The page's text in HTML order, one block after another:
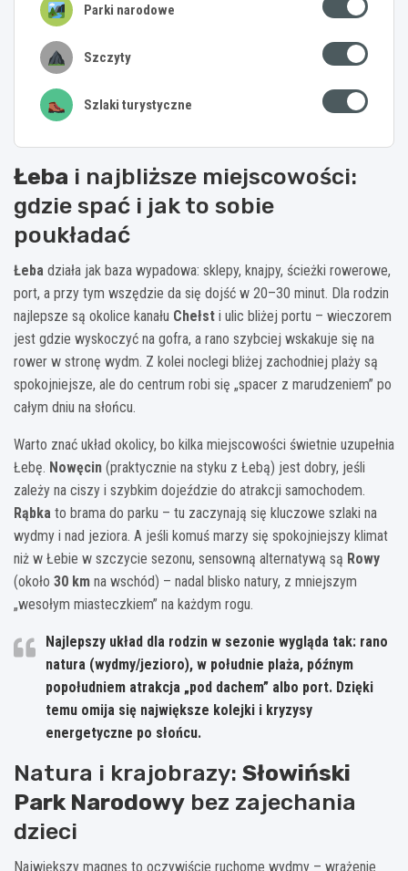
Parki narodowe
Szczyty
Szlaki turystyczne
Łeba i najbliższe miejscowości:
gdzie spać i jak to sobie
poukładać
Łeba działa jak baza wypadowa: sklepy, knajpy, ścieżki rowerowe,
port, a przy tym wszędzie da się dojść w 20–30 minut. Dla rodzin
najlepsze są okolice kanału Chełst i ulic bliżej portu – wieczorem
jest gdzie wyskoczyć na gofra, a rano szybciej wskakuje się na
rower w stronę wydm. Z kolei noclegi bliżej zachodniej plaży są
spokojniejsze, ale do centrum robi się „spacer z marudzeniem” po
całym dniu na słońcu.
Warto znać układ okolicy, bo kilka miejscowości świetnie uzupełnia
Łebę. Nowęcin (praktycznie na styku z Łebą) jest dobry, jeśli
zależy na ciszy i szybkim dojeździe do atrakcji samochodem.
Rąbka to brama do parku – tu zaczynają się kluczowe szlaki na
wydmy i nad jeziora. A jeśli komuś marzy się spokojniejszy klimat
niż w Łebie w szczycie sezonu, sensowną alternatywą są Rowy
(około 30 km na wschód) – nadal blisko natury, z mniejszym
„wesołym miasteczkiem” na każdym rogu.
Najlepszy układ dla rodzin w sezonie wygląda tak: rano
natura (wydmy/jezioro), w południe plaża, późnym
popołudniem atrakcja „pod dachem” albo port. Dzięki
temu omija się największe kolejki i kryzysy
energetyczne po słońcu.
Natura i krajobrazy: Słowiński
Park Narodowy bez zajechania
dzieci
Największy magnes to oczywiście ruchome wydmy – wrażenie